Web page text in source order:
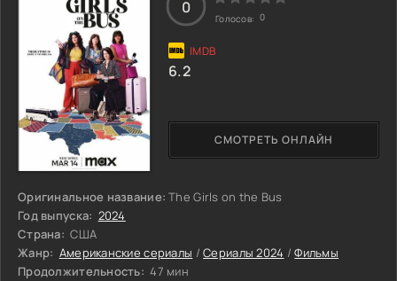
превосходно, не взирая, на некоторые трудности.
Спокойная жизнь бывшего детектива сменяется бурной
войной с соседом.
Здесь в живописном мысе известный застройщик купил
землю недалеко от его дома. И захотел возвести
огромный особняк. Этому Эндрю не рад, ведь один из
туристов рядом нашёл интригующий предмет, а именно
отрубленную руку. Несмотря на то, что он уже бывший коп,
он пытается расследовать дело и разбирается все факты
Всё это привёдет Эндрю к опасному коррупционному
миру, где он попытается найти виновник. Получится ли у
бывшего детектива разобраться в сложном деле и кто
окажется настоящим преступником?
Оригинальное название: The Girls on the Bus
Год выпуска: 2024
Страна: США
Жанр: Американские сериалы /Сериалы 2024 /Фильмы
Продолжительность: 47 мин
СМОТРЕТЬ ОНЛАЙН
0
Голосов: 0
6.2